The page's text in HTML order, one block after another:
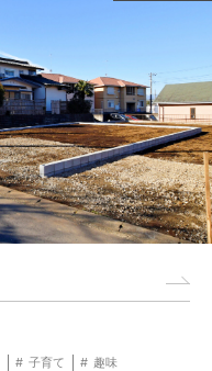
子育て 趣味